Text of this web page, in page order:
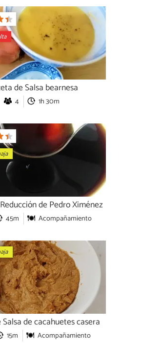
de Salsa bearnesa
4 1h 30m
de Pedro Ximénez
45m Acompañamiento
de cacahuetes casera
15m Acompañamiento